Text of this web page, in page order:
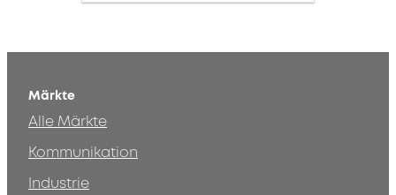
Märkte
Alle Märkte
Kommunikation
Industrie